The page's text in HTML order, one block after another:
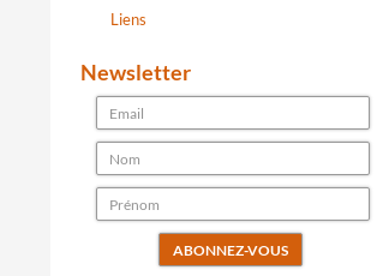
Liens
Newsletter